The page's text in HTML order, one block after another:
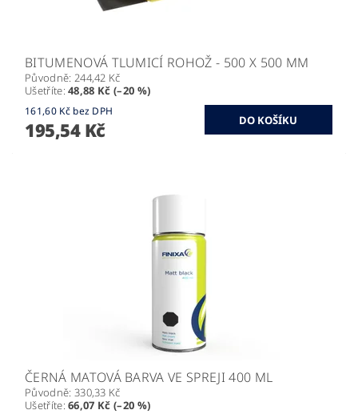
BITUMENOVÁ TLUMICÍ ROHOŽ - 500 X 500 MM
Původně: 244,42 Kč
Ušetříte:48,88 Kč (–20 %)
161,60 Kč bez DPH
195,54 Kč
ČERNÁ MATOVÁ BARVA VE SPREJI 400 ML
Původně: 330,33 Kč
Ušetříte:66,07 Kč (–20 %)